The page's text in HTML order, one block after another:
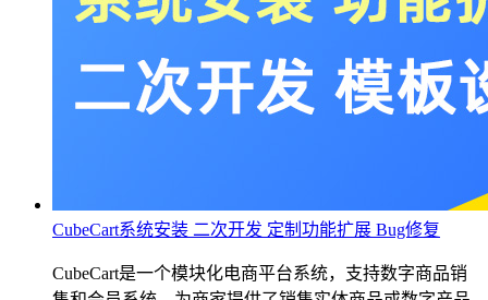
CubeCart系统安装 二次开发 定制功能扩展 Bug修复
CubeCart是一个模块化电商平台系统，支持数字商品销